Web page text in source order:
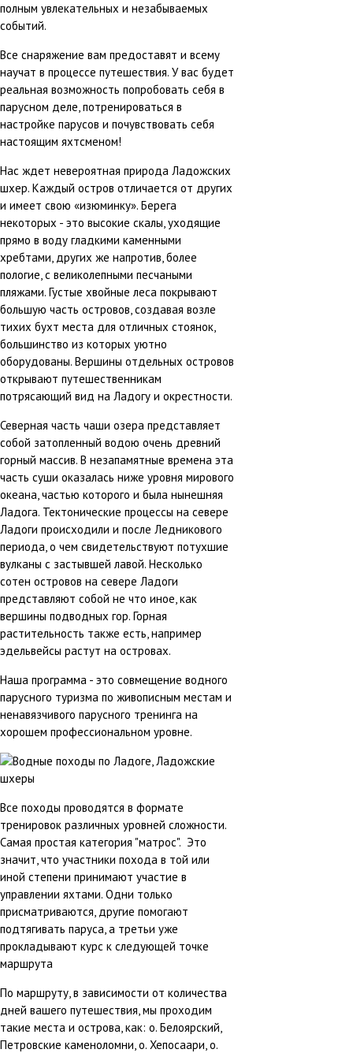
полным увлекательных и незабываемых
событий.
Все снаряжение вам предоставят и всему
научат в процессе путешествия. У вас будет
реальная возможность попробовать себя в
парусном деле, потренироваться в
настройке парусов и почувствовать себя
настоящим яхтсменом!
Нас ждет невероятная природа Ладожских
шхер. Каждый остров отличается от других
и имеет свою «изюминку». Берега
некоторых - это высокие скалы, уходящие
прямо в воду гладкими каменными
хребтами, других же напротив, более
пологие, с великолепными песчаными
пляжами. Густые хвойные леса покрывают
большую часть островов, создавая возле
тихих бухт места для отличных стоянок,
большинство из которых уютно
оборудованы. Вершины отдельных островов
открывают путешественникам
потрясающий вид на Ладогу и окрестности.
Северная часть чаши озера представляет
собой затопленный водою очень древний
горный массив. В незапамятные времена эта
часть суши оказалась ниже уровня мирового
океана, частью которого и была нынешняя
Ладога. Тектонические процессы на севере
Ладоги происходили и после Ледникового
периода, о чем свидетельствуют потухшие
вулканы с застывшей лавой. Несколько
сотен островов на севере Ладоги
представляют собой не что иное, как
вершины подводных гор. Горная
растительность также есть, например
эдельвейсы растут на островах.
Наша программа - это совмещение водного
парусного туризма по живописным местам и
ненавязчивого парусного тренинга на
хорошем профессиональном уровне.
Все походы проводятся в формате
тренировок различных уровней сложности.
Самая простая категория "матрос". Это
значит, что участники похода в той или
иной степени принимают участие в
управлении яхтами. Одни только
присматриваются, другие помогают
подтягивать паруса, а третьи уже
прокладывают курс к следующей точке
маршрута
По маршруту, в зависимости от количества
дней вашего путешествия, мы проходим
такие места и острова, как: о. Белоярский,
Петровские каменоломни, о. Хепосаари, о.